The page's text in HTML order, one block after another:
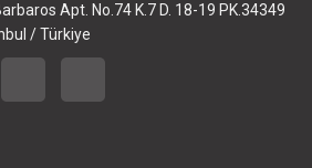
Apt. No.74 K.7 D. 18-19 PK.34349
/ Türkiye